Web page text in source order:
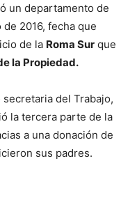
un departamento de
2016, fecha que
de la Roma Sur que
la Propiedad.
del Trabajo,
la tercera parte de la
a una donación de
sus padres.